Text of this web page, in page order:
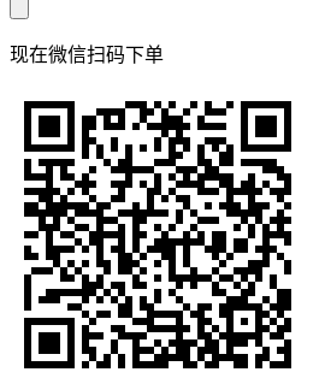
现在微信扫码下单